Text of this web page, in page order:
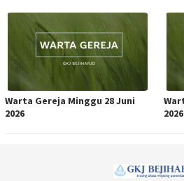
Warta Gereja Minggu 28 Juni
2026
2026